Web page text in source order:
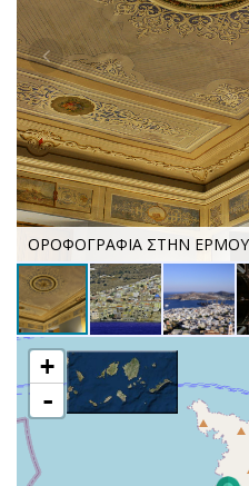
ΟΡΟΦΟΓΡΑΦΙΑ ΣΤΗΝ
+
-